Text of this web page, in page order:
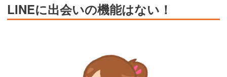
LINEに出会いの機能はない！